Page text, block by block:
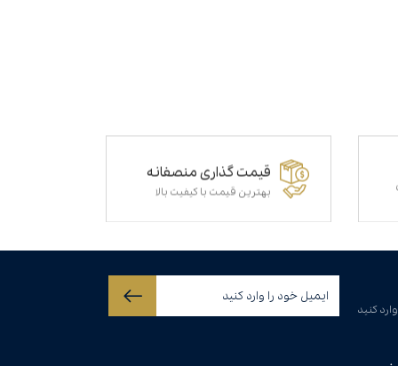
قیمت گذاری منصفانه
بهترین قیمت با کیفیت بالا
کنید